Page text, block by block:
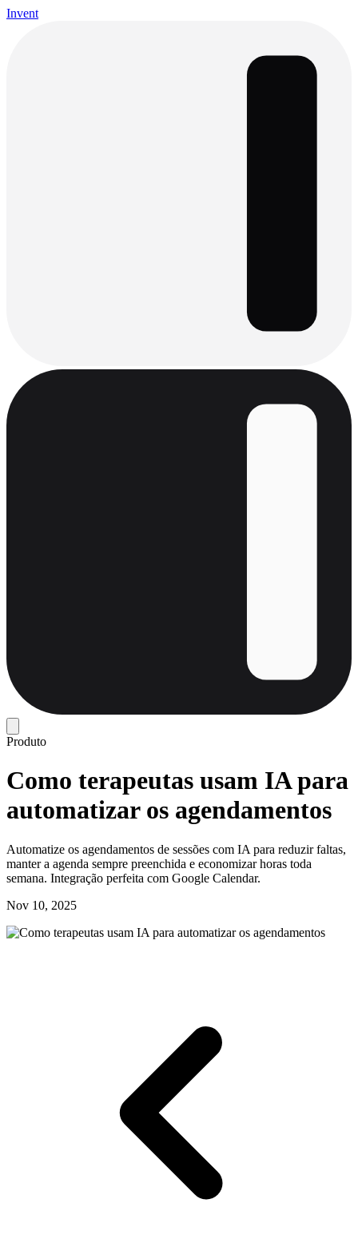
Invent
Produto
Como terapeutas usam IA para
automatizar os agendamentos
Automatize os agendamentos de sessões com IA para reduzir faltas,
manter a agenda sempre preenchida e economizar horas toda
semana. Integração perfeita com Google Calendar.
Nov 10, 2025